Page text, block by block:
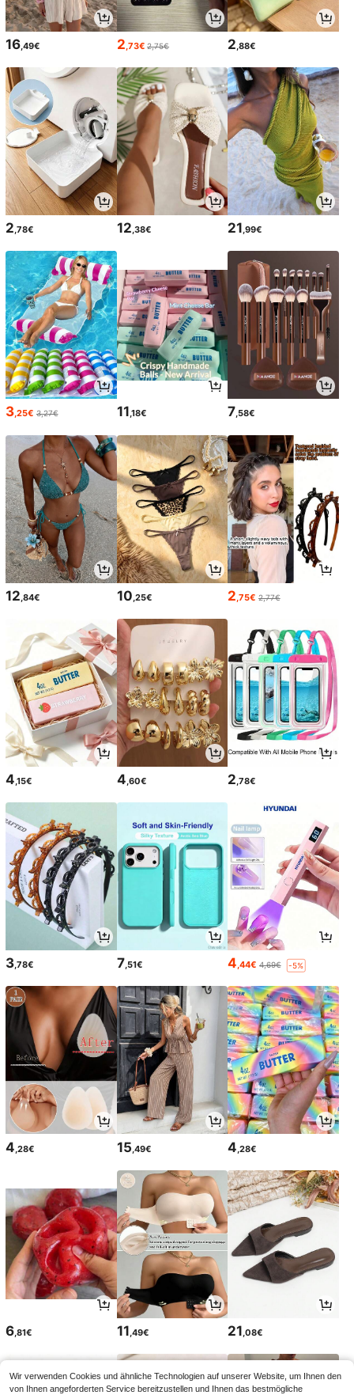
16,49€ 2,73€ 2,75€ 2,88€
2,78€ 12,38€ 21,99€
3,25€ 3,27€ 11,18€ 7,58€
12 ,84€ 10 ,25€ 2 ,75€ 2,77€
4,15€ 4,60€ 2,78€
3,78€ 7,51€ 4,44€ 4,69€ -5%
4 ,28€ 15 ,49€ 4 ,28€
6 ,81€ 11 ,49€ 21 ,08€
Wir verwenden Cookies und ähnliche Technologien auf unserer Website, um Ihnen den
von Ihnen angeforderten Service bereitzustellen und Ihnen das bestmögliche